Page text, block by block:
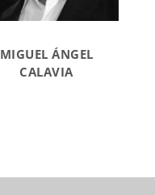
MIGUEL ÁNGEL
CALAVIA